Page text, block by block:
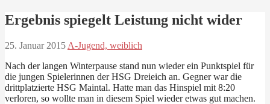
Ergebnis spiegelt Leistung nicht wider
25. Januar 2015 A-Jugend, weiblich
Nach der langen Winterpause stand nun wieder ein Punktspiel für
die jungen Spielerinnen der HSG Dreieich an. Gegner war die
drittplatzierte HSG Maintal. Hatte man das Hinspiel mit 8:20
verloren, so wollte man in diesem Spiel wieder etwas gut machen.